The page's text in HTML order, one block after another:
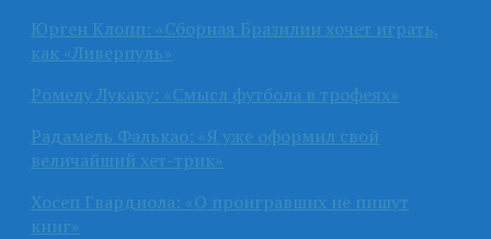
Юрген Клопп: «Сборная Бразилии хочет играть,
как «Ливерпуль»
Ромелу Лукаку: «Смысл футбола в трофеях»
Радамель Фалькао: «Я уже оформил свой
величайший хет-трик»
Хосеп Гвардиола: «О проигравших не пишут
книг»